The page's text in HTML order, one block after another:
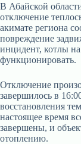
В Абайской
отключение
акимате региона
повреждение
инцидент, котлы
функционировать.
Отключение
завершилось в
восстановления
настоящее время
завершены, и
отоплению.